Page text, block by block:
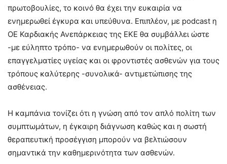
πρωτοβουλίες, το κοινό θα έχει την ευκαιρία να
ενημερωθεί έγκυρα και υπεύθυνα. Επιπλέον, με podcast η
ΟΕ Καρδιακής Ανεπάρκειας της ΕΚΕ θα συμβάλλει ώστε
-με εύληπτο τρόπο- να ενημερωθούν οι πολίτες, οι
επαγγελματίες υγείας και οι φροντιστές ασθενών για τους
τρόπους καλύτερης -συνολικά- αντιμετώπισης της
ασθένειας.
Η καμπάνια τονίζει ότι η γνώση από τον απλό πολίτη των
συμπτωμάτων, η έγκαιρη διάγνωση καθώς και η σωστή
θεραπευτική προσέγγιση μπορούν να βελτιώσουν
σημαντικά την καθημερινότητα των ασθενών.